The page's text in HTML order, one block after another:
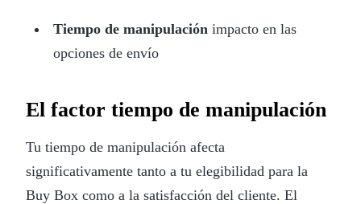
Tiempo de manipulación impacto en las
opciones de envío
El factor tiempo de manipulación
Tu tiempo de manipulación afecta
significativamente tanto a tu elegibilidad para la
Buy Box como a la satisfacción del cliente. El